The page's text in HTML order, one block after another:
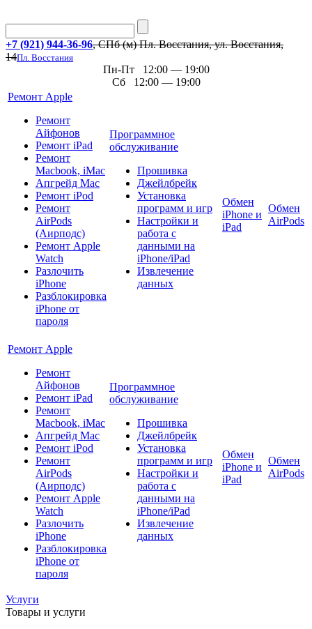
+7 (921) 944-36-96, СПб (м) Пл. Восстания, ул. Восстания,
14Пл. Восстания
Пн-Пт 12:00 — 19:00
Сб 12:00 — 19:00
Ремонт Apple
Ремонт
Айфонов
Ремонт iPad
Ремонт
Macbook, iMac
Апгрейд Mac
Ремонт iPod
Ремонт
AirPods
(Аирподс)
Ремонт Apple
Watch
Разлочить
iPhone
Разблокировка
iPhone от
пароля
Программное
обслуживание
Прошивка
Джейлбрейк
Установка
программ и игр
Настройки и
работа с
данными на
iPhone/iPad
Извлечение
данных
Обмен
iPhone и
iPad
Обмен
AirPods
Ремонт Apple
Ремонт
Айфонов
Ремонт iPad
Ремонт
Macbook, iMac
Апгрейд Mac
Ремонт iPod
Ремонт
AirPods
(Аирподс)
Ремонт Apple
Watch
Разлочить
iPhone
Разблокировка
iPhone от
пароля
Программное
обслуживание
Прошивка
Джейлбрейк
Установка
программ и игр
Настройки и
работа с
данными на
iPhone/iPad
Извлечение
данных
Обмен
iPhone и
iPad
Обмен
AirPods
Услуги
Товары и услуги